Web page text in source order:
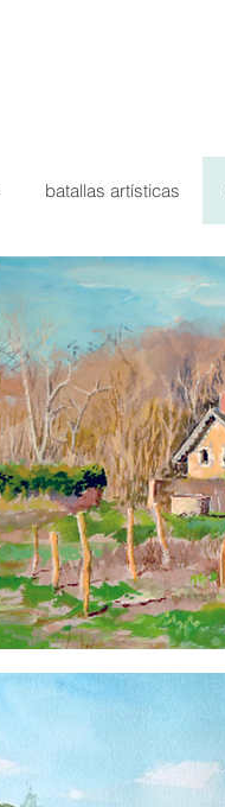
batallas artísticas